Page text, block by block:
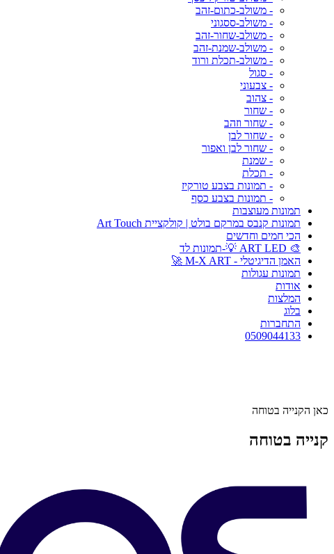
- משולב-כתום-זהב
- משולב-ססגוני
- משולב-שחור-זהב
- משולב-שמנת-זהב
- משולב-תכלת ורוד
- סגול
- צבעוני
- צהוב
- שחור
- שחור וזהב
- שחור לבן
- שחור לבן ואפור
- שמנת
- תכלת
- תמונות בצבע טורקיז
- תמונות בצבע כסף
תמונות מעוצבות
תמונות קנבס במרקם בולט | קולקציית Art Touch
הכי חמים וחדשים
🎨 ART LED 💡-תמונות לד
האמן הדיגיטלי - M-X ART 🚀
תמונות עגולות
אודות
המלצות
בלוג
התחברות
0509044133
כאן הקנייה בטוחה
קנייה בטוחה